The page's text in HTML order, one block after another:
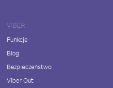
VIBER
Funkcje
Blog
Bezpieczeństwo
Viber Out